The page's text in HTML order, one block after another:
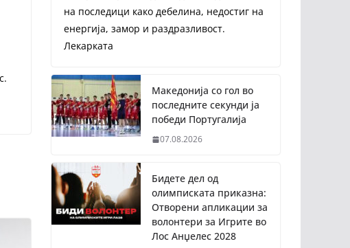
на последици како дебелина, недостиг на
енергија, замор и раздразливост.
Лекарката
Македонија со гол во
последните секунди ја
победи Португалија
07.08.2026
Бидете дел од
олимписката приказна:
Отворени апликации за
волонтери за Игрите во
Лос Анџелес 2028